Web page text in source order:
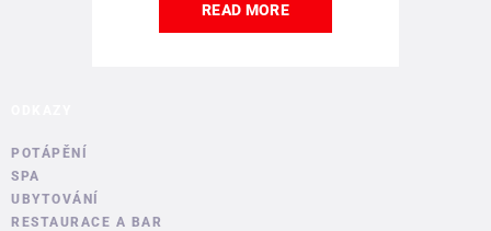
READ MORE
POTÁPĚNÍ
SPA
UBYTOVÁNÍ
RESTAURACE A BAR